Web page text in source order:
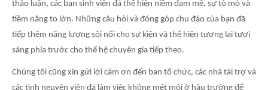
thảo luận, các bạn sinh viên đã thể hiện niềm đam mê, sự tò mò và
tiềm năng to lớn. Những câu hỏi và đóng góp chu đáo của bạn đã
tiếp thêm năng lượng sôi nổi cho sự kiện và thể hiện tương lai tươi
sáng phía trước cho thế hệ chuyên gia tiếp theo.
Chúng tôi cũng xin gửi lời cảm ơn đến ban tổ chức, các nhà tài trợ và
các tình nguyện viên đã làm việc không mệt mỏi ở hậu trường để